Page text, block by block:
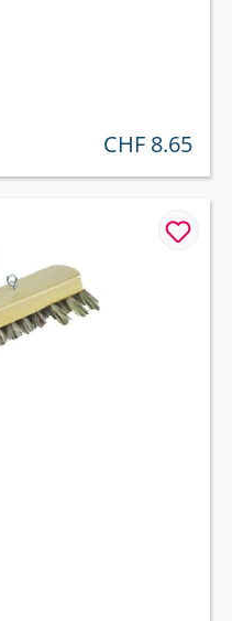
regulärer preis:
CHF 8.65